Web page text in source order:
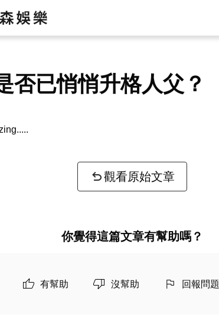
否已悄悄升格人父？
觀看原始文章
你覺得這篇文章有幫助嗎？
有幫助 沒幫助 回報問題